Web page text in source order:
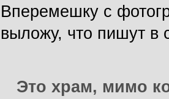
Вперемешку с
выложу, что пишут в
Это храм, мимо